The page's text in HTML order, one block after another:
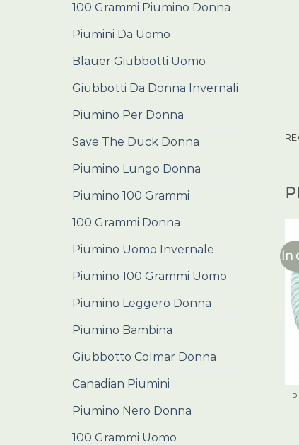
100 Grammi Piumino Donna
Piumini Da Uomo
Blauer Giubbotti Uomo
Giubbotti Da Donna Invernali
Piumino Per Donna
Save The Duck Donna
Piumino Lungo Donna
Piumino 100 Grammi
100 Grammi Donna
Piumino Uomo Invernale
Piumino 100 Grammi Uomo
Piumino Leggero Donna
Piumino Bambina
Giubbotto Colmar Donna
Canadian Piumini
Piumino Nero Donna
100 Grammi Uomo
In